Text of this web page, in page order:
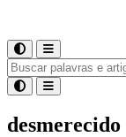
desmerecido